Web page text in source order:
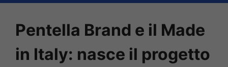
Pentella Brand e il Made
in Italy: nasce il progetto